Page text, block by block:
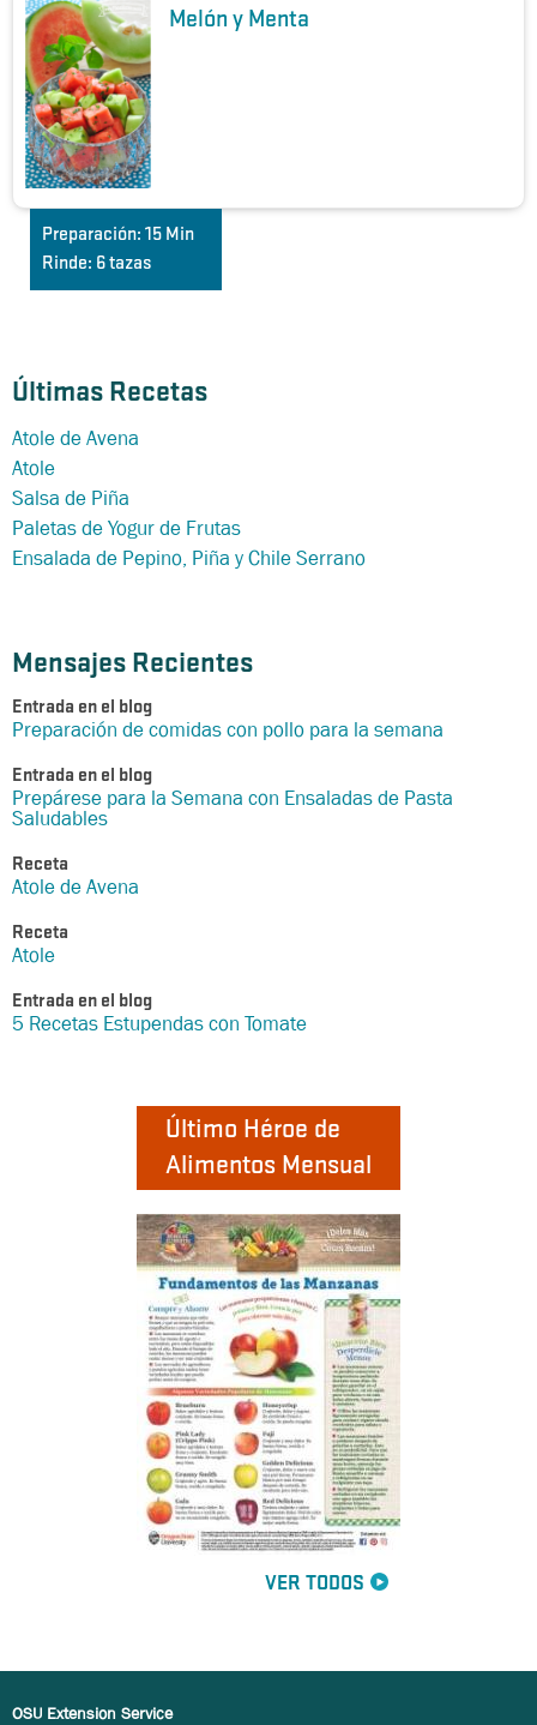
Últimas Recetas
Atole de Avena
Atole
Salsa de Piña
Paletas de Yogur de Frutas
Ensalada de Pepino, Piña y Chile Serrano
Mensajes Recientes
Entrada en el blog
Preparación de comidas con pollo para la semana
Entrada en el blog
Prepárese para la Semana con Ensaladas de Pasta
Saludables
Receta
Atole de Avena
Receta
Atole
Entrada en el blog
5 Recetas Estupendas con Tomate
Último Héroe de
Alimentos Mensual
VER TODOS
Melón y Menta
Preparación: 15 Min
Rinde: 6 tazas
OSU Extension Service